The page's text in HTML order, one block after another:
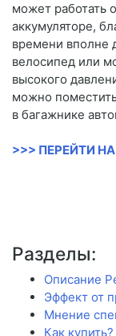
может работать
аккумуляторе,
времени вполне
велосипед или
высокого
можно
в багажнике
>>> ПЕРЕЙТИ
Разделы:
Описание
Эффект от
Мнение
Как купить?